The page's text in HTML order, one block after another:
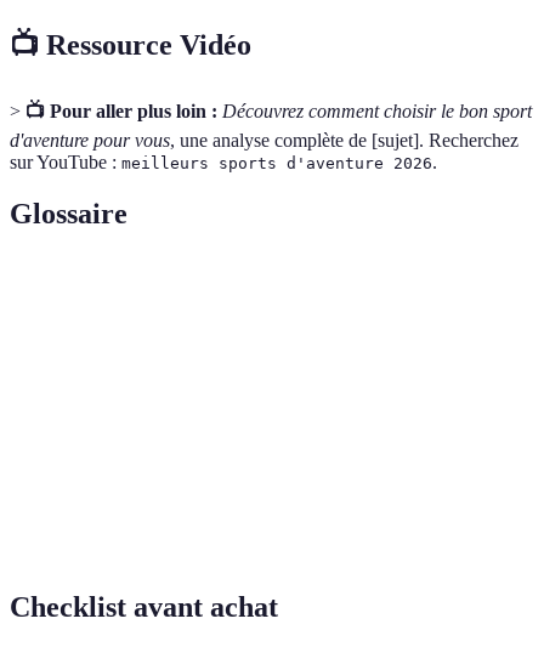
📺 Ressource Vidéo
> 📺 Pour aller plus loin : Découvrez comment choisir le bon sport
d'aventure pour vous, une analyse complète de [sujet]. Recherchez
sur YouTube : meilleurs sports d'aventure 2026.
Glossaire
Checklist avant achat